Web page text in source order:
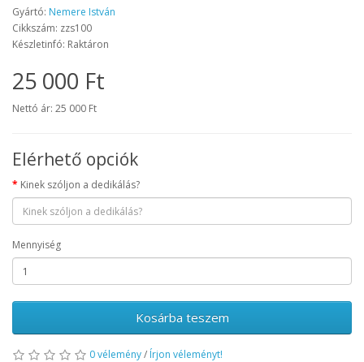
Gyártó: Nemere István
Cikkszám: zzs100
Készletinfó: Raktáron
25 000 Ft
Nettó ár: 25 000 Ft
Elérhető opciók
Kinek szóljon a dedikálás?
Mennyiség
Kosárba teszem
0 vélemény/ Írjon véleményt!